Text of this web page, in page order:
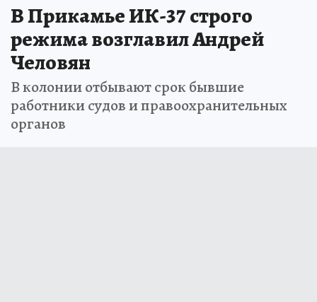
В Прикамье ИК-37 строго
режима возглавил Андрей
Человян
В колонии отбывают срок бывшие
работники судов и правоохранительных
органов